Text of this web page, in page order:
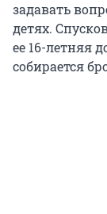
задавать
детях.
ее 16-летняя
собирается